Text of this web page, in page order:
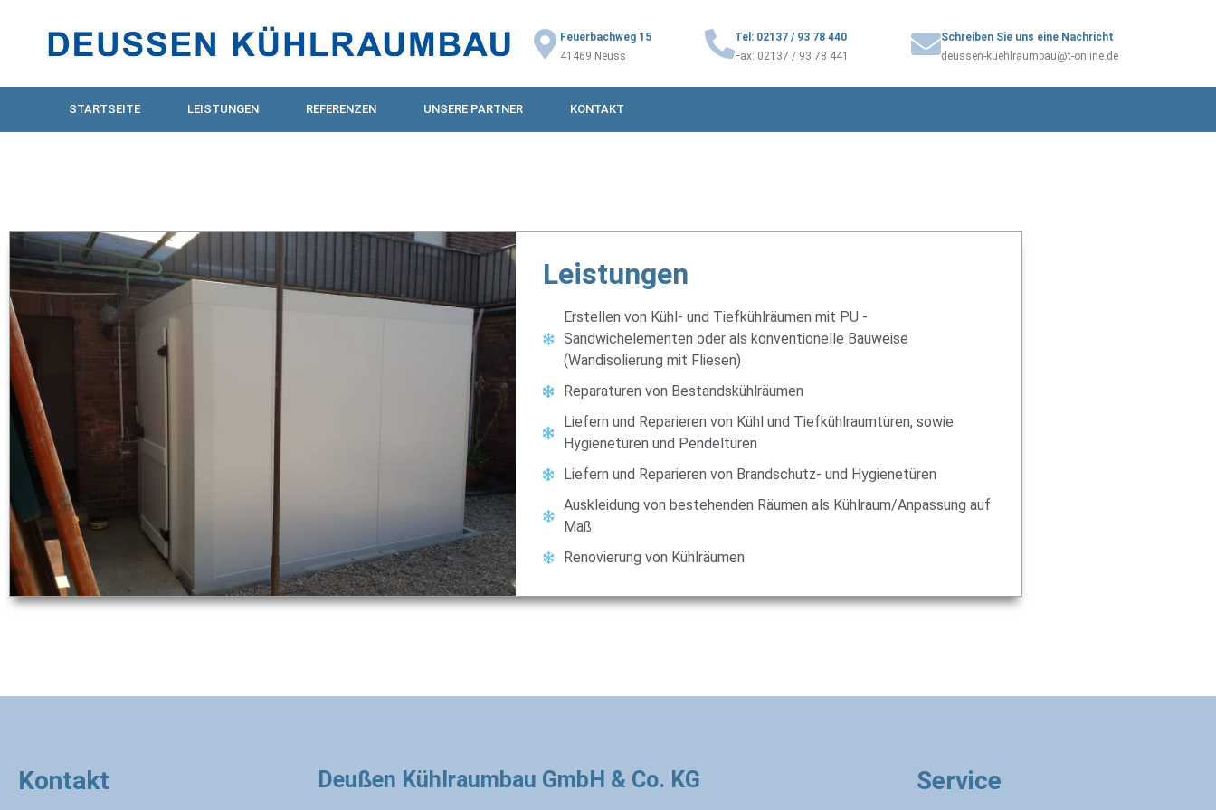
Feuerbachweg 15
41469 Neuss
Tel: 02137 / 93 78 440
Fax: 02137 / 93 78 441
Schreiben Sie uns eine Nachricht
deussen-kuehlraumbau@t-online.de
STARTSEITE LEISTUNGEN REFERENZEN UNSERE PARTNER KONTAKT
Leistungen
Erstellen von Kühl- und Tiefkühlräumen mit PU -
Sandwichelementen oder als konventionelle Bauweise
(Wandisolierung mit Fliesen)
Reparaturen von Bestandskühlräumen
Liefern und Reparieren von Kühl und Tiefkühlraumtüren, sowie
Hygienetüren und Pendeltüren
Liefern und Reparieren von Brandschutz- und Hygienetüren
Auskleidung von bestehenden Räumen als Kühlraum/Anpassung auf
Maß
Renovierung von Kühlräumen
Kontakt Deußen Kühlraumbau GmbH & Co. KG​ Service